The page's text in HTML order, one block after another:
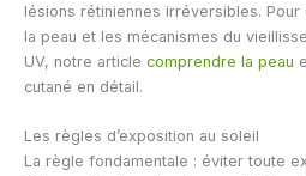
lésions rétiniennes irréversibles.
la peau et les mécanismes du
UV, notre article comprendre la peau
cutané en détail.
Les règles d’exposition au soleil
La règle fondamentale : éviter toute